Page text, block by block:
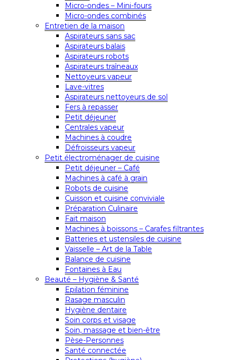
Micro-ondes – Mini-fours
Micro-ondes combinés
Entretien de la maison
Aspirateurs sans sac
Aspirateurs balais
Aspirateurs robots
Aspirateurs traîneaux
Nettoyeurs vapeur
Lave-vitres
Aspirateurs nettoyeurs de sol
Fers à repasser
Petit déjeuner
Centrales vapeur
Machines à coudre
Défroisseurs vapeur
Petit électroménager de cuisine
Petit déjeuner – Café
Machines à café à grain
Robots de cuisine
Cuisson et cuisine conviviale
Préparation Culinaire
Fait maison
Machines à boissons – Carafes filtrantes
Batteries et ustensiles de cuisine
Vaisselle – Art de la Table
Balance de cuisine
Fontaines à Eau
Beauté – Hygiène & Santé
Epilation féminine
Rasage masculin
Hygiène dentaire
Soin corps et visage
Soin, massage et bien-être
Pèse-Personnes
Santé connectée